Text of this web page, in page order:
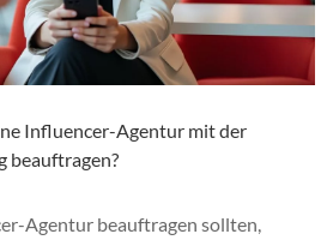
Influencer-Agentur mit der
beauftragen?
Agentur beauftragen sollten,